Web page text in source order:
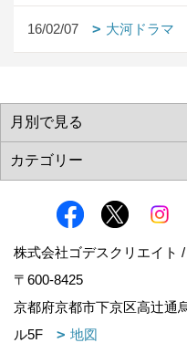
16/02/07 大河ドラマ
株式会社ゴデスクリエイト
〒600-8425
京都府京都市下京区高辻通
ル5F
地図